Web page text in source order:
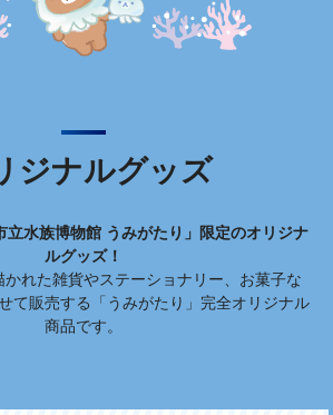
ジナルグッズ
立水族博物館 うみがたり」限定のオリジナ
ルグッズ！
かれた雑貨やステーショナリー、お菓子な
て販売する「うみがたり」完全オリジナル
商品です。